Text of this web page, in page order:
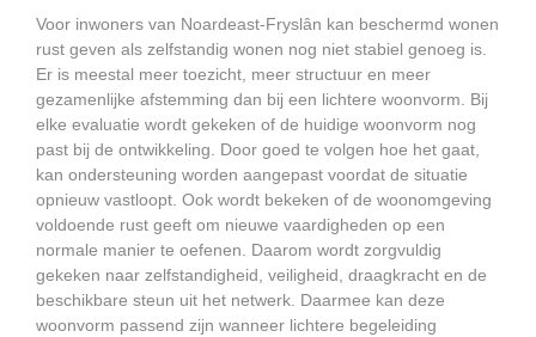
Voor inwoners van Noardeast-Fryslân kan beschermd wonen
rust geven als zelfstandig wonen nog niet stabiel genoeg is.
Er is meestal meer toezicht, meer structuur en meer
gezamenlijke afstemming dan bij een lichtere woonvorm. Bij
elke evaluatie wordt gekeken of de huidige woonvorm nog
past bij de ontwikkeling. Door goed te volgen hoe het gaat,
kan ondersteuning worden aangepast voordat de situatie
opnieuw vastloopt. Ook wordt bekeken of de woonomgeving
voldoende rust geeft om nieuwe vaardigheden op een
normale manier te oefenen. Daarom wordt zorgvuldig
gekeken naar zelfstandigheid, veiligheid, draagkracht en de
beschikbare steun uit het netwerk. Daarmee kan deze
woonvorm passend zijn wanneer lichtere begeleiding